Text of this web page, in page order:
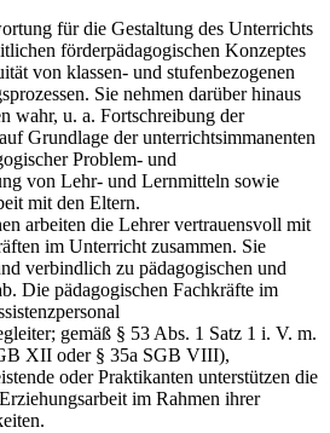
für die Gestaltung des Unterrichts
förderpädagogischen Konzeptes
von klassen- und stufenbezogenen
Sie nehmen darüber hinaus
wahr, u. a. Fortschreibung der
Grundlage der unterrichtsimmanenten
Problem- und
von Lehr- und Lernmitteln sowie
mit den Eltern.
arbeiten die Lehrer vertrauensvoll mit
im Unterricht zusammen. Sie
verbindlich zu pädagogischen und
Die pädagogischen Fachkräfte im
gemäß § 53 Abs. 1 Satz 1 i. V. m.
XII oder § 35a SGB VIII),
oder Praktikanten unterstützen die
im Rahmen ihrer